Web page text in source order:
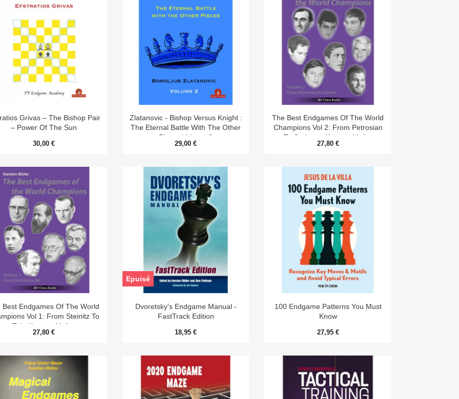
Aperçu rapide
Grivas – The Bishop Pair
– Power Of The Sun
30,00 €
 Aperçu rapide
Zlatanovic - Bishop Versus Knight :
The Eternal Battle With The Other
Pieces Volume 2
29,00 €
Aperçu rapide
The Best Endgames Of The World
Champions Vol 2: From Petrosian
To Carlsen - Karsten Muller
27,80 €
Aperçu rapide
Best Endgames Of The World
Vol 1: From Steinitz To
Tal - Karsten Muller
27,80 €
Aperçu rapide
Dvoretsky's Endgame Manual -
FastTrack Edition
18,95 €
Epuisé
Aperçu rapide
100 Endgame Patterns You Must
Know
27,95 €